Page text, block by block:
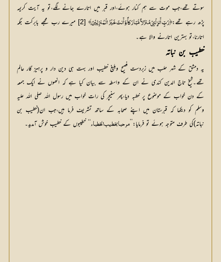
سوتے تھے،جب موت سے ہم کنار ہوئے،اور قبر میں اتارے جانے لگے،تو یہ آیت کریمہ
پڑھ رہے تھے:﴿رَبِّ أَنزِلْنِیْ مُنزَلاً مُّبَارَکاً وَأَنتَ خَیْرُ الْمُنزِلِیْنَ﴾ [2]
اتارنا،تو بہترین اتارنے والا ہے۔
خطیب بن نباتہ
یہ دمشق کے شہر حلب میں زبردست فصیح وبلیغ خطیب اور بہت ہی دین دار و پرہیز گار عالم
تھے۔شیخ تاج الدین کندی نے ان کے واسطہ سے بیان کیا ہے کہ انھوں نے ایک جمعہ
کے دن خواب کے موضوع پر خطبہ دیا،پھر سنیچر کی رات خواب میں رسول اللہ صلی اللہ علیہ
وسلم کو دیکھا کہ قبرستان میں اپنے صحابہ کے ساتھ تشریف فرما ہیں،جب ان(خطیب بن
نباتہ)کی طرف متوجہ ہوئے تو فرمایا:’’ مرحبا بخطیب الخطباء ‘‘ خطیبوں کے خطیب خوش آمدید۔